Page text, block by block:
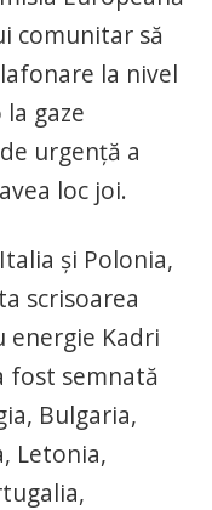
comunitar să
la nivel
gaze
urgență a
loc joi.
și Polonia,
scrisoarea
energie Kadri
fost semnată
Bulgaria,
Letonia,